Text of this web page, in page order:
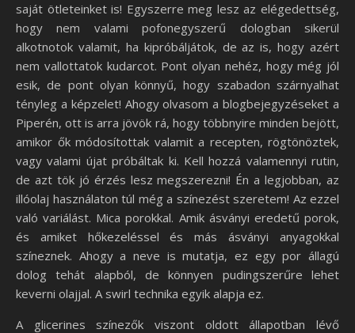
saját ötleteinket is! Egyszerre meg lesz az elégedettség,
hogy nem valami pofonegyszerű dologban sikerül
alkotnotok valamit, ha kipróbáljátok, de az is, hogy azért
nem vallottatok kudarcot. Pont olyan nehéz, hogy még jól
esik, de pont olyan könnyű, hogy szabadon szárnyalhat
tényleg a képzelet! Ahogy olvasom a blogbejegyzéseket a
Piperén, ott is arra jövök rá, hogy többnyire minden bejött,
amikor ők módosítottak valamit a recepten, rögtönöztek,
vagy valami újat próbáltak ki. Kell hozzá valamennyi rutin,
de azt tök jó érzés lesz megszerezni! Én a legjobban, az
illóolaj használaton túl még a színezést szeretem! Az ezzel
való variálást. Mica porokkal. Amik ásványi eredetű porok,
és amiket hőkezeléssel és más ásványi anyagokkal
színeznek. Ahogy a neve is mutatja, ez egy por állagú
dolog tehát alapból, de könnyen pudingszerűre lehet
keverni olajjal. A swirl technika egyik alapja ez.
A glicerines színezők viszont oldott állapotban lévő